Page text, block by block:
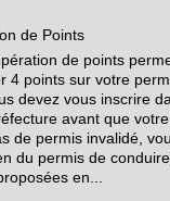
de Points
de points
4 points sur votre
devez vous inscrire
avant que
de permis invalidé,
du permis de
en...